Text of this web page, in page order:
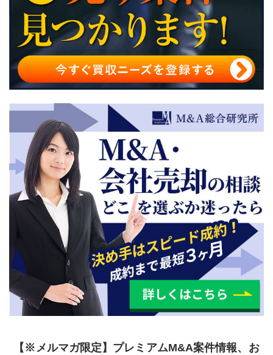
【※メルマガ限定】プレミアムM&A案件情報、お